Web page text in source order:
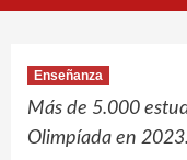
Enseñanza
Más de 5.000
Olimpíada en